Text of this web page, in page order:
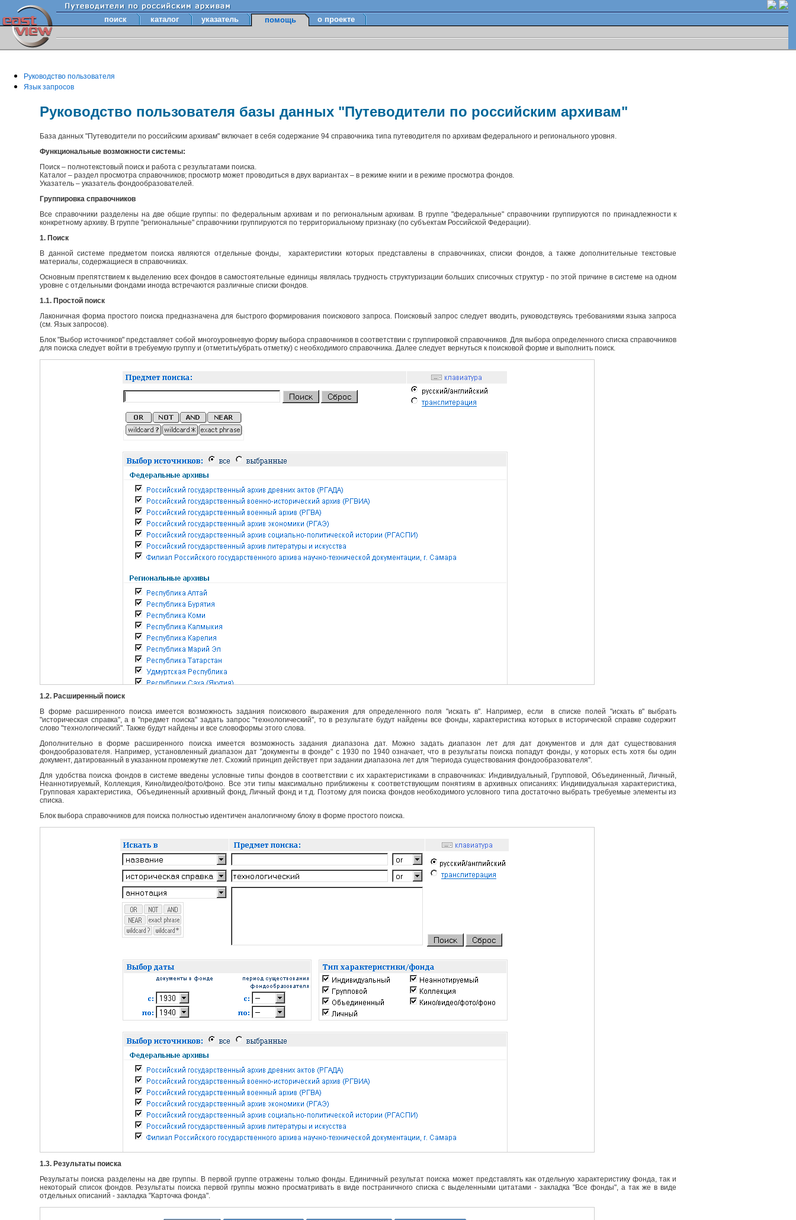
поиск каталог указатель помощь о проекте
Руководство пользователя
Язык запросов
Руководство пользователя базы данных "Путеводители по российским архивам"
База данных "Путеводители по российским архивам" включает в себя содержание 94 справочника типа путеводителя по архивам федерального и регионального уровня.
Функциональные возможности системы:
Поиск – полнотекстовый поиск и работа с результатами поиска.
Каталог – раздел просмотра справочников; просмотр может проводиться в двух вариантах – в режиме книги и в режиме просмотра фондов.
Указатель – указатель фондообразователей.
Группировка справочников
Все справочники разделены на две общие группы: по федеральным архивам и по региональным архивам. В группе "федеральные" справочники группируются по принадлежности к
конкретному архиву. В группе "региональные" справочники группируются по территориальному признаку (по субъектам Российской Федерации).
1. Поиск
В данной системе предметом поиска являются отдельные фонды, характеристики которых представлены в справочниках, списки фондов, а также дополнительные текстовые
материалы, содержащиеся в справочниках.
Основным препятствием к выделению всех фондов в самостоятельные единицы являлась трудность структуризации больших списочных структур - по этой причине в системе на одном
уровне с отдельными фондами иногда встречаются различные списки фондов.
1.1. Простой поиск
Лаконичная форма простого поиска предназначена для быстрого формирования поискового запроса. Поисковый запрос следует вводить, руководствуясь требованиями языка запроса
(см. Язык запросов).
Блок "Выбор источников" представляет собой многоуровневую форму выбора справочников в соответствии с группировкой справочников. Для выбора определенного списка справочников
для поиска следует войти в требуемую группу и (отметить/убрать отметку) с необходимого справочника. Далее следует вернуться к поисковой форме и выполнить поиск.
1.2. Расширенный поиск
В форме расширенного поиска имеется возможность задания поискового выражения для определенного поля "искать в". Например, если в списке полей "искать в" выбрать
"историческая справка", а в "предмет поиска" задать запрос "технологический", то в результате будут найдены все фонды, характеристика которых в исторической справке содержит
слово "технологический". Также будут найдены и все словоформы этого слова.
Дополнительно в форме расширенного поиска имеется возможность задания диапазона дат. Можно задать диапазон лет для дат документов и для дат существования
фондообразователя. Например, установленный диапазон дат "документы в фонде" с 1930 по 1940 означает, что в результаты поиска попадут фонды, у которых есть хотя бы один
документ, датированный в указанном промежутке лет. Схожий принцип действует при задании диапазона лет для "периода существования фондообразователя".
Для удобства поиска фондов в системе введены условные типы фондов в соответствии с их характеристиками в справочниках: Индивидуальный, Групповой, Объединенный, Личный,
Неаннотируемый, Коллекция, Кино/видео/фото/фоно. Все эти типы максимально приближены к соответствующим понятиям в архивных описаниях: Индивидуальная характеристика,
Групповая характеристика, Объединенный архивный фонд, Личный фонд и т.д. Поэтому для поиска фондов необходимого условного типа достаточно выбрать требуемые элементы из
списка.
Блок выбора справочников для поиска полностью идентичен аналогичному блоку в форме простого поиска.
1.3. Результаты поиска
Результаты поиска разделены на две группы. В первой группе отражены только фонды. Единичный результат поиска может представлять как отдельную характеристику фонда, так и
некоторый список фондов. Результаты поиска первой группы можно просматривать в виде постраничного списка с выделенными цитатами - закладка "Все фонды", а так же в виде
отдельных описаний - закладка "Карточка фонда".